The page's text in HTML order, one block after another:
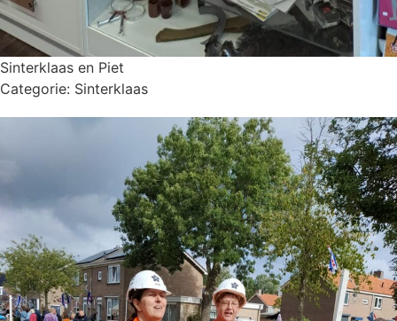
Sinterklaas en Piet
Categorie: Sinterklaas